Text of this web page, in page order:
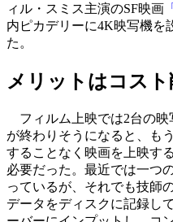
ィル・スミス主演のSF映画
内ピカデリーに4K映写機を
た。
メリットはコスト
フィルム上映では2台の映
が終わりそうになると、も
することなく映画を上映す
必要だった。最近では一つ
っているが、それでも技師
データをディスクに記録し